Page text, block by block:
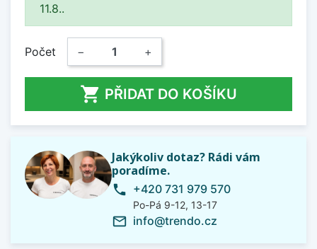
11.8..
Počet − +
 PŘIDAT DO KOŠÍKU
Jakýkoliv dotaz? Rádi vám
poradíme.
phone +420 731 979 570
Po-Pá 9-12, 13-17
mail_outline info@trendo.cz